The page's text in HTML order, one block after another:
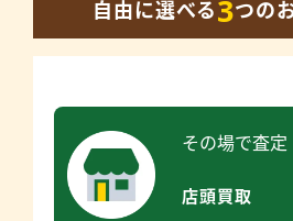
自由に選べる3つの
その場で査
店頭買取